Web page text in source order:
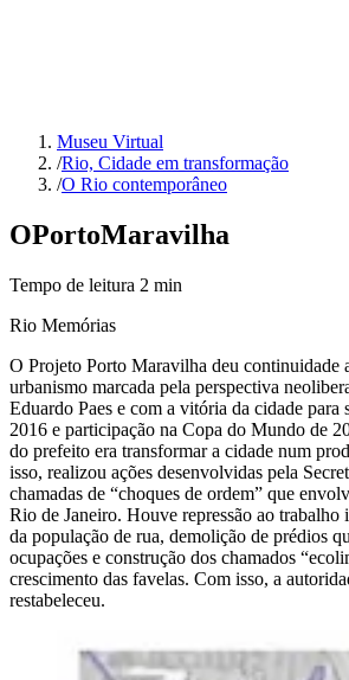
Museu Virtual
/Rio, Cidade em transformação
/O Rio contemporâneo
OPortoMaravilha
Tempo de leitura 2 min
Rio Memórias
O Projeto Porto Maravilha deu continuidade
urbanismo marcada pela perspectiva
Eduardo Paes e com a vitória da cidade para
2016 e participação na Copa do Mundo de
do prefeito era transformar a cidade num
isso, realizou ações desenvolvidas pela
chamadas de “choques de ordem” que
Rio de Janeiro. Houve repressão ao
da população de rua, demolição de prédios
ocupações e construção dos chamados
crescimento das favelas. Com isso, a
restabeleceu.